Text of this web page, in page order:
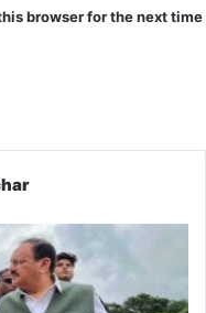
browser for the next time